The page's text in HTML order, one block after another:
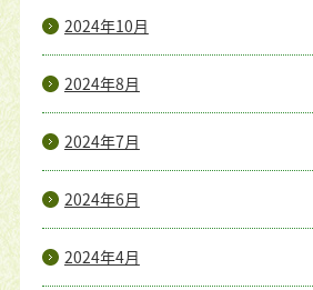
2024年10月
2024年8月
2024年7月
2024年6月
2024年4月